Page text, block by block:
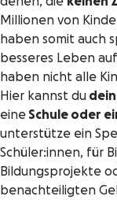
Millionen von
haben somit auch
besseres Leben
haben nicht alle
Hier kannst du
eine Schule oder
unterstütze ein
Schüler:innen, für
Bildungsprojekte
benachteiligten